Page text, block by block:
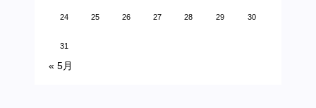
24 25 26 27 28 29 30
31
« 5月